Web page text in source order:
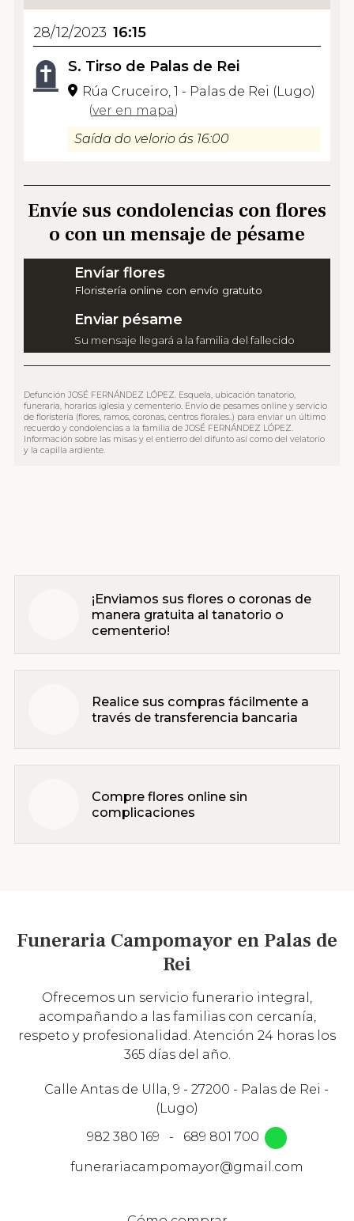
28/12/2023 16:15
S. Tirso de Palas de Rei
Rúa Cruceiro, 1 - Palas de Rei (Lugo)
(ver en mapa)
Saída do velorio ás 16:00
Envíe sus condolencias con flores
o con un mensaje de pésame
Envíar flores
Floristería online con envío gratuito
Enviar pésame
Su mensaje llegará a la familia del fallecido
Defunción JOSÉ FERNÁNDEZ LÓPEZ. Esquela, ubicación tanatorio,
funeraria, horarios iglesia y cementerio. Envío de pesames online y servicio
de floristería (flores, ramos, coronas, centros florales..) para enviar un último
recuerdo y condolencias a la familia de JOSÉ FERNÁNDEZ LÓPEZ.
Información sobre las misas y el entierro del difunto así como del velatorio
y la capilla ardiente.
¡Enviamos sus flores o coronas de
manera gratuita al tanatorio o
cementerio!
Realice sus compras fácilmente a
través de transferencia bancaria
Compre flores online sin
complicaciones
Funeraria Campomayor en Palas de
Rei
Ofrecemos un servicio funerario integral,
acompañando a las familias con cercanía,
respeto y profesionalidad. Atención 24 horas los
365 días del año.
Calle Antas de Ulla, 9 - 27200 - Palas de Rei -
(Lugo)
982 380 169
-
689 801 700
funerariacampomayor@gmail.com